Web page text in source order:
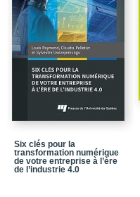
Six clés pour la
transformation numérique
de votre entreprise à l’ère
de l’industrie 4.0